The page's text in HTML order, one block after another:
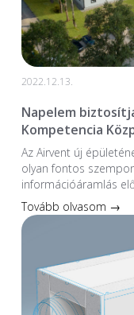
2022.12.13.
Napelem
Kompetencia
Az Airvent új
olyan fontos
információáramlás
Tovább olvasom →